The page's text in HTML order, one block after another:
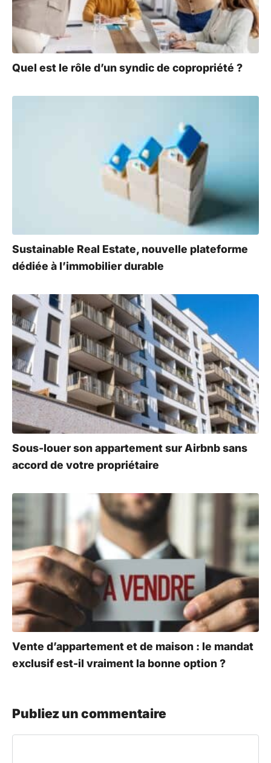
Quel est le rôle d’un syndic de copropriété ?
Sustainable Real Estate, nouvelle plateforme
dédiée à l’immobilier durable
Sous-louer son appartement sur Airbnb sans
accord de votre propriétaire
Vente d’appartement et de maison : le mandat
exclusif est-il vraiment la bonne option ?
Publiez un commentaire